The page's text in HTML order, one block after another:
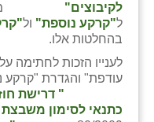
לקיבוצים"
ל"קרקע נוספת" ול
בהחלטות אלו.
לענייו הזכות לחתימה
עודפת" והגדרת "קרקע
" דרישת
כתנאי לסימון
חמרה
חרב לאת
יבול (מורג)
יקנעם